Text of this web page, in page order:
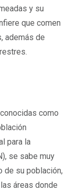
y su
que comen
además de
como
para la
se sabe muy
de su población,
áreas donde